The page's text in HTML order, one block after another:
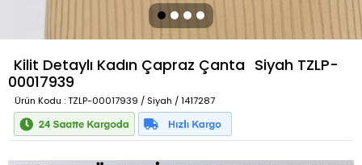
Kilit Detaylı Kadın Çapraz Çanta Siyah TZLP-
00017939
Ürün Kodu : TZLP-00017939 / Siyah / 1417287